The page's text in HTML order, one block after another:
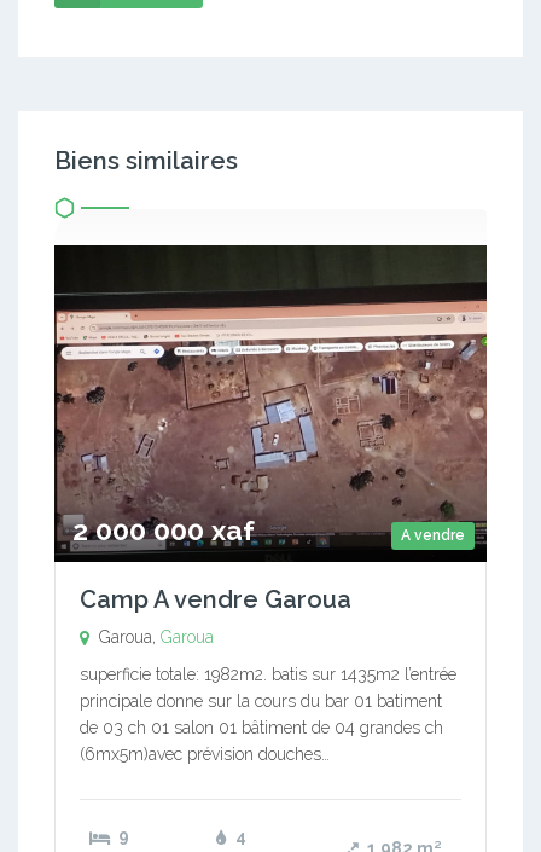
Biens similaires
A vendre
2 000 000 xaf
Camp A vendre Garoua
Garoua, Garoua
superficie totale: 1982m2. batis sur 1435m2 l’entrée
principale donne sur la cours du bar 01 batiment
de 03 ch 01 salon 01 bâtiment de 04 grandes ch
(6mx5m)avec prévision douches…
9
4